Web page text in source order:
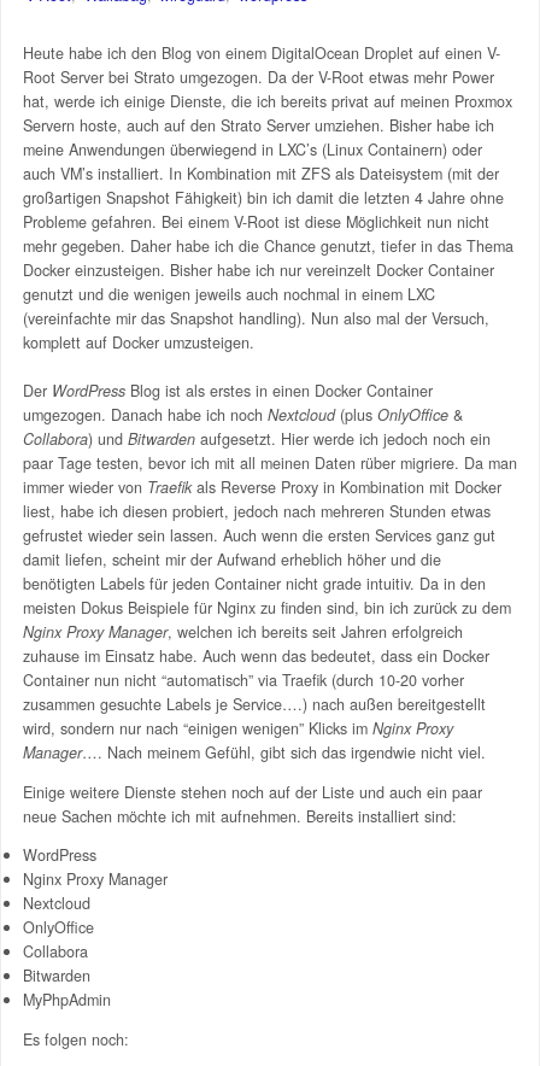
Heute habe ich den Blog von einem DigitalOcean Droplet auf einen V-
Root Server bei Strato umgezogen. Da der V-Root etwas mehr Power
hat, werde ich einige Dienste, die ich bereits privat auf meinen Proxmox
Servern hoste, auch auf den Strato Server umziehen. Bisher habe ich
meine Anwendungen überwiegend in LXC’s (Linux Containern) oder
auch VM’s installiert. In Kombination mit ZFS als Dateisystem (mit der
großartigen Snapshot Fähigkeit) bin ich damit die letzten 4 Jahre ohne
Probleme gefahren. Bei einem V-Root ist diese Möglichkeit nun nicht
mehr gegeben. Daher habe ich die Chance genutzt, tiefer in das Thema
Docker einzusteigen. Bisher habe ich nur vereinzelt Docker Container
genutzt und die wenigen jeweils auch nochmal in einem LXC
(vereinfachte mir das Snapshot handling). Nun also mal der Versuch,
komplett auf Docker umzusteigen.
Der WordPressBlog ist als erstes in einen Docker Container
umgezogen. Danach habe ich noch Nextcloud(plus OnlyOffice&
Collabora) und Bitwardenaufgesetzt. Hier werde ich jedoch noch ein
paar Tage testen, bevor ich mit all meinen Daten rüber migriere. Da man
immer wieder von Traefikals Reverse Proxy in Kombination mit Docker
liest, habe ich diesen probiert, jedoch nach mehreren Stunden etwas
gefrustet wieder sein lassen. Auch wenn die ersten Services ganz gut
damit liefen, scheint mir der Aufwand erheblich höher und die
benötigten Labels für jeden Container nicht grade intuitiv. Da in den
meisten Dokus Beispiele für Nginx zu finden sind, bin ich zurück zu dem
Nginx Proxy Manager, welchen ich bereits seit Jahren erfolgreich
zuhause im Einsatz habe. Auch wenn das bedeutet, dass ein Docker
Container nun nicht “automatisch” via Traefik (durch 10-20 vorher
zusammen gesuchte Labels je Service….) nach außen bereitgestellt
wird, sondern nur nach “einigen wenigen” Klicks im Nginx Proxy
Manager…. Nach meinem Gefühl, gibt sich das irgendwie nicht viel.
Einige weitere Dienste stehen noch auf der Liste und auch ein paar
neue Sachen möchte ich mit aufnehmen. Bereits installiert sind:
WordPress
Nginx Proxy Manager
Nextcloud
OnlyOffice
Collabora
Bitwarden
MyPhpAdmin
Es folgen noch: